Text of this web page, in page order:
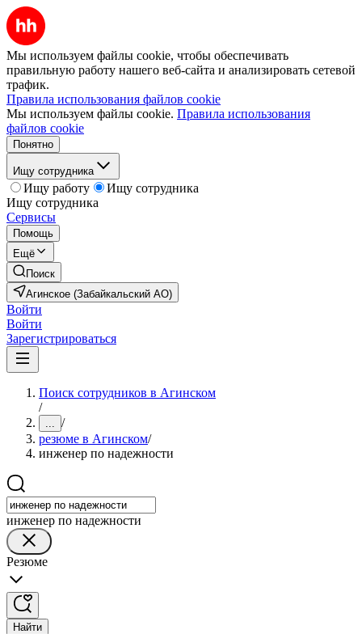
Мы используем файлы cookie, чтобы обеспечивать
правильную работу нашего веб-сайта и анализировать сетевой
трафик.
Правила использования файлов cookie
Мы используем файлы cookie. Правила использования
файлов cookie
Понятно
Ищу сотрудника
Ищу работу
Ищу сотрудника
Ищу сотрудника
Сервисы
Помощь
Ещё
Поиск
Агинское (Забайкальский АО)
Войти
Войти
Зарегистрироваться
Поиск сотрудников в Агинском
/
... /
резюме в Агинском/
инженер по надежности
инженер по надежности
Резюме
Найти